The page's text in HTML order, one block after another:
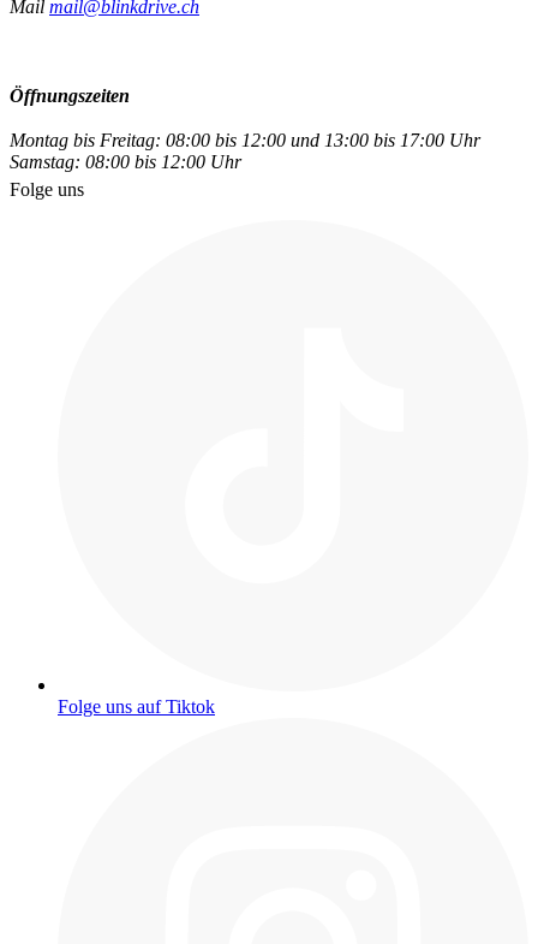
Mail mail@blinkdrive.ch
Öffnungszeiten
Montag bis Freitag: 08:00 bis 12:00 und 13:00 bis 17:00 Uhr
Samstag: 08:00 bis 12:00 Uhr
Folge uns
Folge uns auf Tiktok